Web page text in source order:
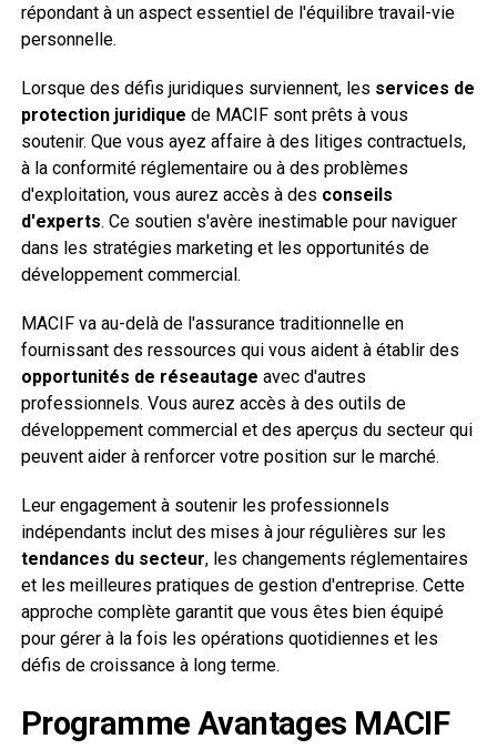
répondant à un aspect essentiel de l'équilibre travail-vie
personnelle.
Lorsque des défis juridiques surviennent, les services de
protection juridique de MACIF sont prêts à vous
soutenir. Que vous ayez affaire à des litiges contractuels,
à la conformité réglementaire ou à des problèmes
d'exploitation, vous aurez accès à des conseils
d'experts. Ce soutien s'avère inestimable pour naviguer
dans les stratégies marketing et les opportunités de
développement commercial.
MACIF va au-delà de l'assurance traditionnelle en
fournissant des ressources qui vous aident à établir des
opportunités de réseautage avec d'autres
professionnels. Vous aurez accès à des outils de
développement commercial et des aperçus du secteur qui
peuvent aider à renforcer votre position sur le marché.
Leur engagement à soutenir les professionnels
indépendants inclut des mises à jour régulières sur les
tendances du secteur, les changements réglementaires
et les meilleures pratiques de gestion d'entreprise. Cette
approche complète garantit que vous êtes bien équipé
pour gérer à la fois les opérations quotidiennes et les
défis de croissance à long terme.
Programme Avantages MACIF